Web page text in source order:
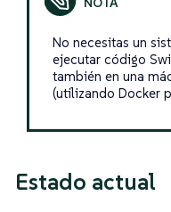
No necesitas un
ejecutar código
también en una
(utilizando Docker
Estado actual